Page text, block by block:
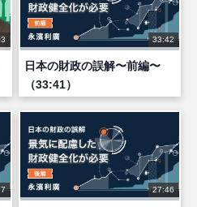
33:42
日本の財政の誤解〜前編〜
（33:41）
27:46